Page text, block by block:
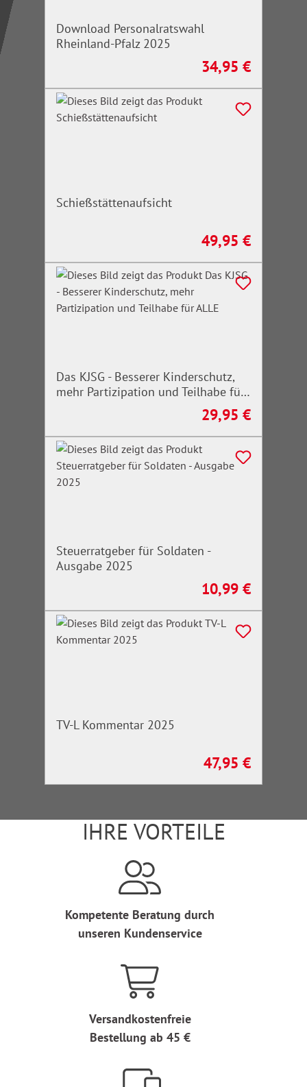
Download Personalratswahl
Rheinland-Pfalz 2025
Regulärer Preis:
34,95 €
Schießstättenaufsicht
Regulärer Preis:
49,95 €
Das KJSG - Besserer Kinderschutz,
mehr Partizipation und Teilhabe für
Regulärer Preis:
29,95 €
Steuerratgeber für Soldaten -
Ausgabe 2025
Regulärer Preis:
10,99 €
TV-L Kommentar 2025
Regulärer Preis:
47,95 €
IHRE VORTEILE
Kompetente Beratung durch
unseren Kundenservice
Versandkostenfreie
Bestellung ab 45 €